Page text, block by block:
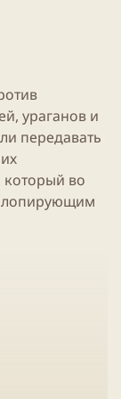
ураганов и
передавать
во